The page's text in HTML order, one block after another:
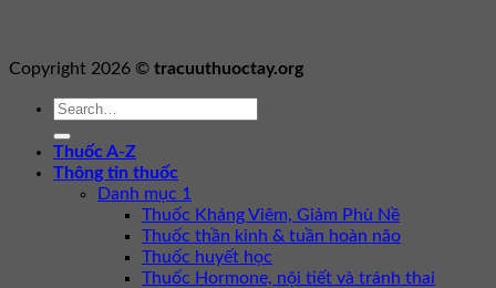
Copyright 2026 © tracuuthuoctay.org
Thuốc A-Z
Thông tin thuốc
Danh mục 1
Thuốc Kháng Viêm, Giảm Phù Nề
Thuốc thần kinh & tuần hoàn não
Thuốc huyết học
Thuốc Hormone, nội tiết và tránh thai